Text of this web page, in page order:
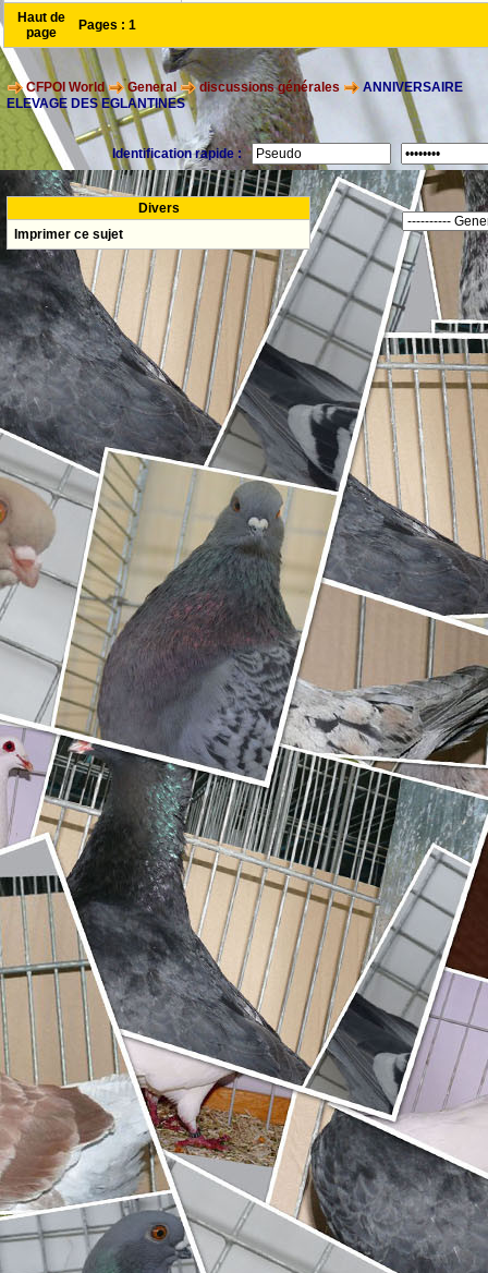
Haut de
page
Pages : 1
CFPOI World General discussions générales
ANNIVERSAIRE
ELEVAGE DES EGLANTINES
Identification rapide :
Divers
Imprimer ce sujet